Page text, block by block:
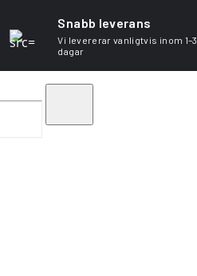
Snabb leverans
Vi levererar vanligtvis inom 1–3
dagar